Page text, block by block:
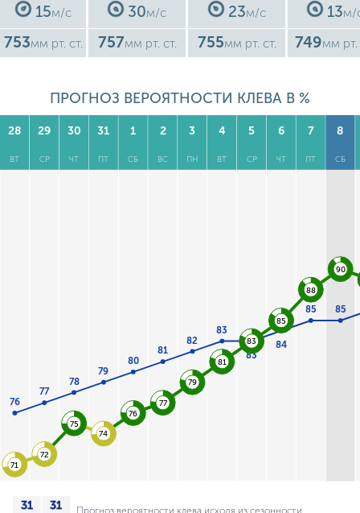
15м/с
753мм рт. ст.
30м/с
757мм рт. ст.
23м/с
755мм рт. ст.
13м/
749мм рт.
ПРОГНОЗ ВЕРОЯТНОСТИ КЛЕВА В %
28
ВТ
29
СР
30
ЧТ
31
ПТ
1
СБ
2
ВС
3
ПН
4
ВТ
5
СР
6
ЧТ
7
ПТ
8
СБ
76
77
78
79
80
81
82
83
83
84
85 85
71
72
75
74
76
77
79
81
83
85
88
90